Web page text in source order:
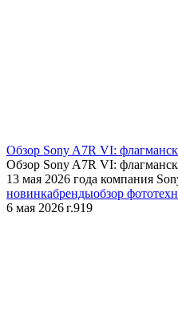
​Обзор Sony A7R VI:
Обзор Sony A7R VI:
13 мая 2026 года компания
новинкабрендыобзор
6 мая 2026 г.919